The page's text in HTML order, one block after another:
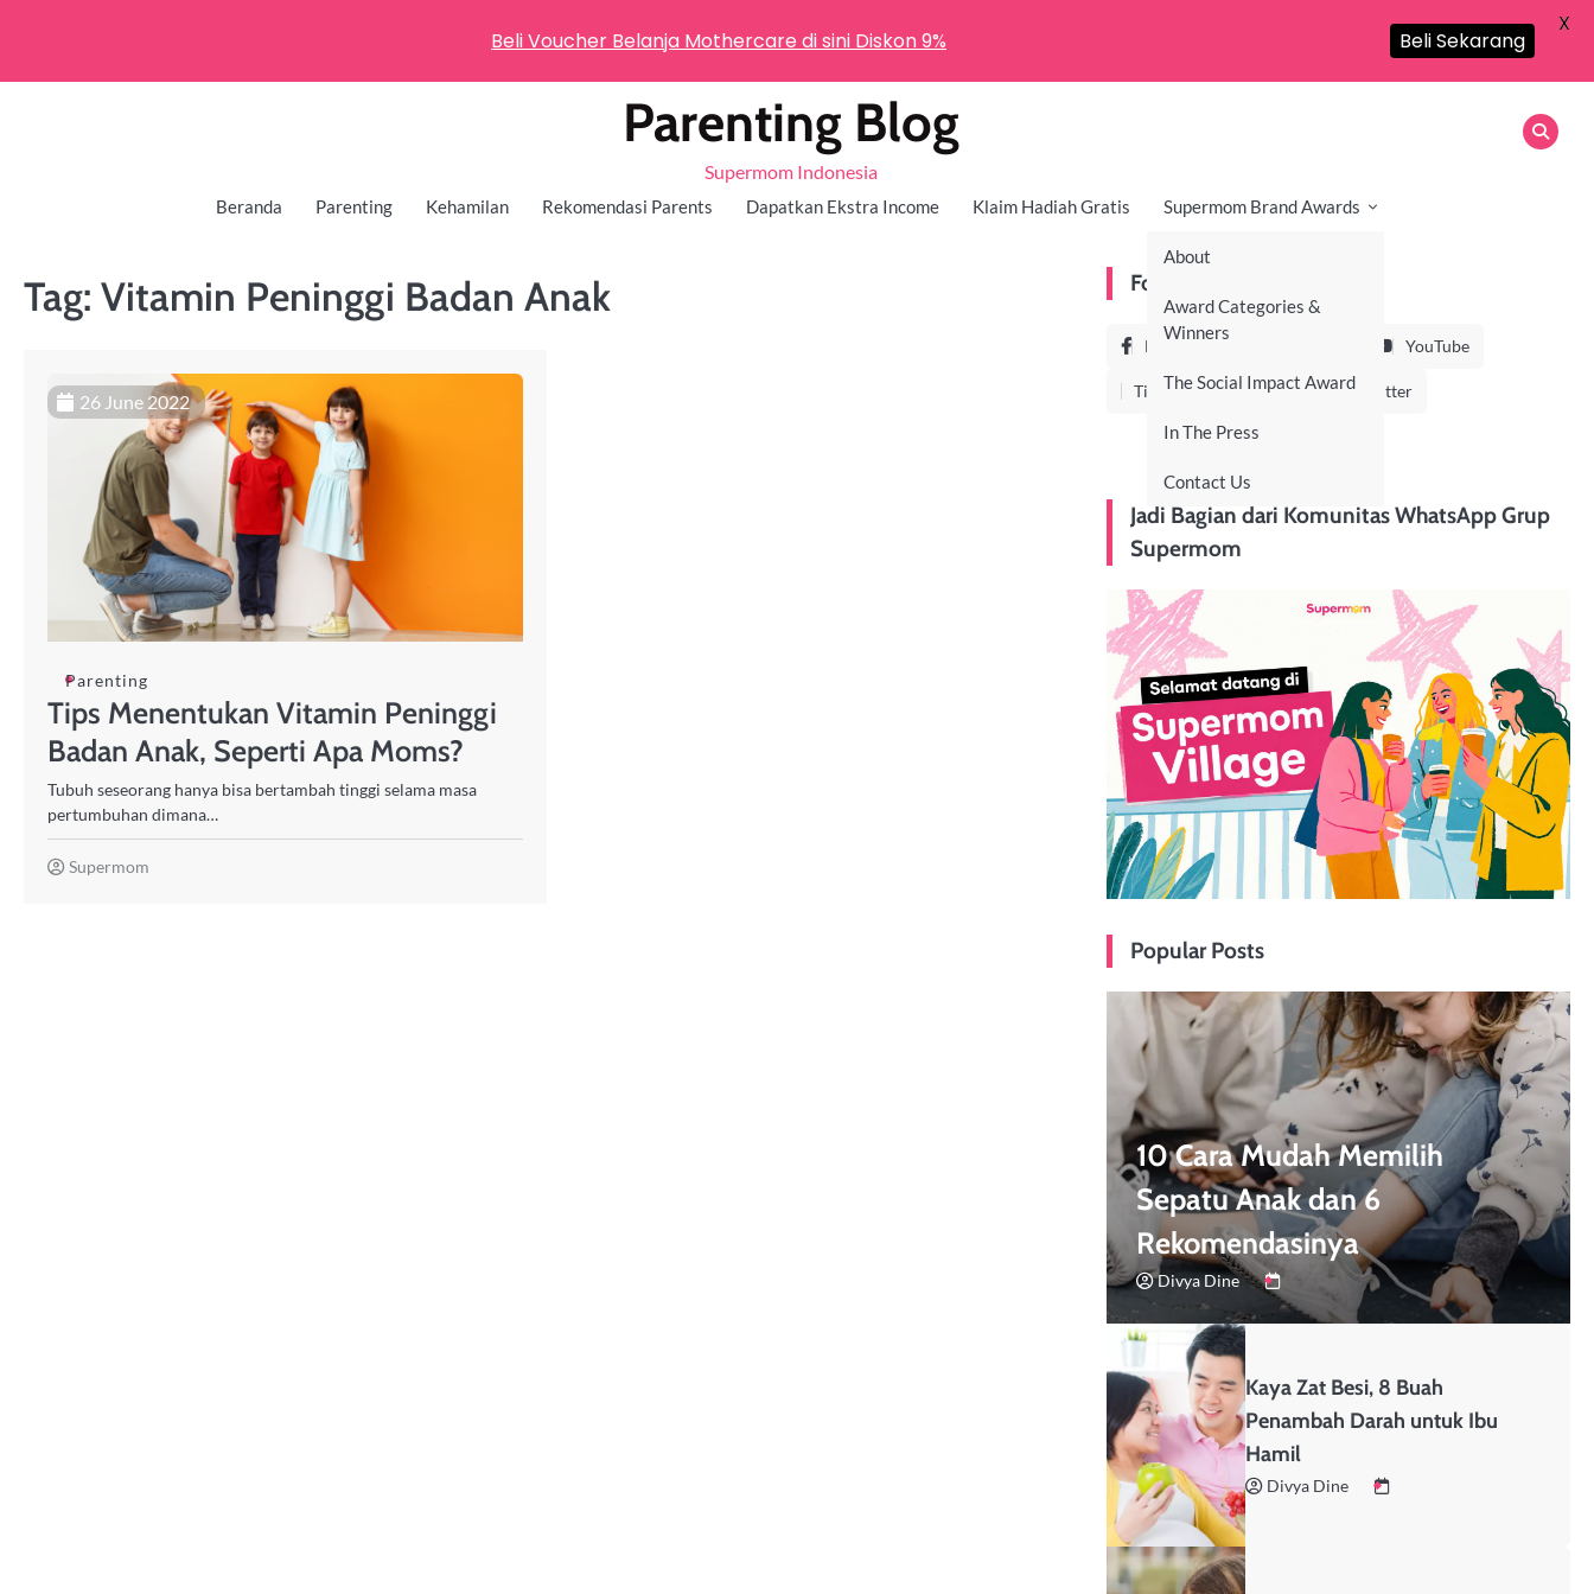
Parenting Blog
Supermom Indonesia
Beranda Parenting Kehamilan Rekomendasi Parents Dapatkan Ekstra Income Klaim Hadiah Gratis Supermom Brand Awards
About
Award Categories &
Winners
The Social Impact Award
In The Press
Contact Us
Tag: Vitamin Peninggi Badan Anak
26 June 2022
Parenting
Tips Menentukan Vitamin Peninggi
Badan Anak, Seperti Apa Moms?
Tubuh seseorang hanya bisa bertambah tinggi selama masa
pertumbuhan dimana…
Supermom
Follow Us On
Facebook YouTube
TikTok LinkedIn Twitter
Jadi Bagian dari Komunitas WhatsApp Grup
Supermom
Popular Posts
10 Cara Mudah Memilih
Sepatu Anak dan 6
Rekomendasinya
Divya Dine
Kaya Zat Besi, 8 Buah
Penambah Darah untuk Ibu
Hamil
Divya Dine
Beli Voucher Belanja Mothercare di sini Diskon 9% Beli Sekarang
X